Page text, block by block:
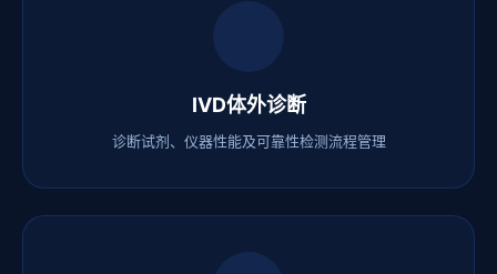
IVD体外诊断
诊断试剂、仪器性能及可靠性检测流程管理